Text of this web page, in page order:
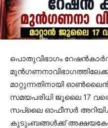
പൊതുവിഭാഗം
മുൻഗണനാവിഭാഗത്തിലേക്ക്
മാറ്റുന്നതിനായി
സമയപരിധി ജൂലൈ 17 വരെ
സപ്ലൈ ഓഫീസർ
കുടുംബങ്ങൾക്ക്